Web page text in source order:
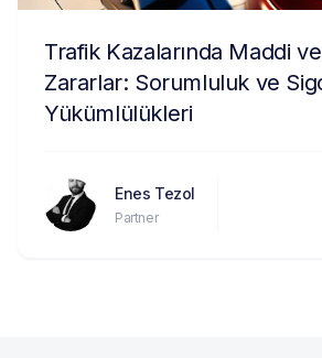
Trafik Kazalarında Maddi
Zararlar: Sorumluluk ve
Yükümlülükleri
Enes Tezol
Partner